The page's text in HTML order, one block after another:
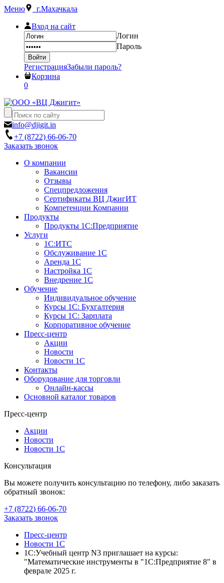
Меню г.Махачкала
Вход на сайт
Логин
Пароль
РегистрацияЗабыли пароль?
Корзина
0
info@djigit.in
+7 (8722) 66-06-70
Заказать звонок
О компании
Вакансии
Отзывы
Спецпредложения
Сертификаты ВЦ ДжигИТ
Компетенции Компании
Продукты
Продукты 1С:Предприятие
Услуги
1С:ИТС
Обслуживание 1С
Аренда 1С
Настройка 1С
Внедрение 1С
Обучение
Индивидуальное обучение
Курсы 1С: Бухгалтерия
Курсы 1С: Зарплата
Корпоративное обучение
Пресс-центр
Акции
Новости
Новости 1С
Контакты
Оборудование для торговли
Онлайн-кассы
Основной каталог товаров
Пресс-центр
Акции
Новости
Новости 1С
Консультация
Вы можете получить консультацию по телефону, либо заказать
обратный звонок:
+7 (8722) 66-06-70
Заказать звонок
Пресс-центр
Новости 1С
1С:Учебный центр N3 приглашает на курсы:
"Математические инструменты в "1С:Предприятие 8" в
феврале 2025 г.